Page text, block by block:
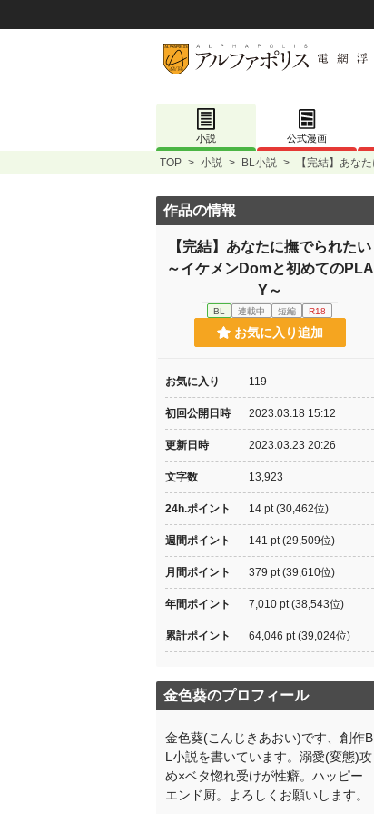
小説 公式漫画
TOP > 小説 > BL小説 > 【完結】あな
作品の情報
【完結】あなたに撫でられたい
～イケメンDomと初めてのPLA
Y～
BL 連載中 短編 R18
お気に入り追加
お気に入り 119
初回公開日時 2023.03.18 15:12
更新日時 2023.03.23 20:26
文字数 13,923
24h.ポイント 14 pt (30,462位)
週間ポイント 141 pt (29,509位)
月間ポイント 379 pt (39,610位)
年間ポイント 7,010 pt (38,543位)
累計ポイント 64,046 pt (39,024位)
金色葵のプロフィール
金色葵(こんじきあおい)です、創作B
L小説を書いています。溺愛(変態)攻
め×ベタ惚れ受けが性癖。ハッピー
エンド厨。よろしくお願いします。